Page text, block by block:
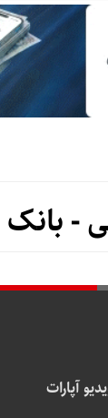
-
آپارات